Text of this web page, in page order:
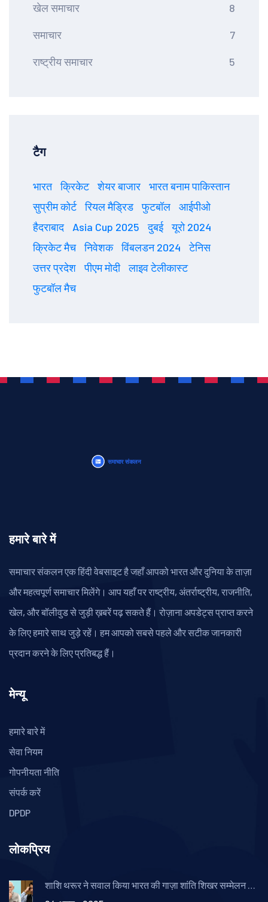
खेल समाचार 8
समाचार 7
राष्ट्रीय समाचार 5
टैग
भारत क्रिकेट शेयर बाजार
भारत बनाम पाकिस्तान
सुप्रीम कोर्ट
रियल मैड्रिड फुटबॉल
आईपीओ
हैदराबाद
Asia Cup 2025 दुबई
यूरो 2024
क्रिकेट मैच
निवेशक विंबलडन 2024
टेनिस
उत्तर प्रदेश
पीएम मोदी
लाइव टेलीकास्ट
फुटबॉल मैच
हमारे बारे में
समाचार संकलन एक हिंदी वेबसाइट है जहाँ आपको भारत और दुनिया के ताज़ा
और महत्वपूर्ण समाचार मिलेंगे। आप यहाँ पर राष्ट्रीय, अंतर्राष्ट्रीय, राजनीति,
खेल, और बॉलीवुड से जुड़ी ख़बरें पढ़ सकते हैं। रोज़ाना अपडेट्स प्राप्त करने
के लिए हमारे साथ जुड़े रहें। हम आपको सबसे पहले और सटीक जानकारी
प्रदान करने के लिए प्रतिबद्ध हैं।
मेन्यू
हमारे बारे में
सेवा नियम
गोपनीयता नीति
संपर्क करें
DPDP
लोकप्रिय
शाशि थरूर ने सवाल किया भारत की गाज़ा शांति शिखर सम्मेलन में